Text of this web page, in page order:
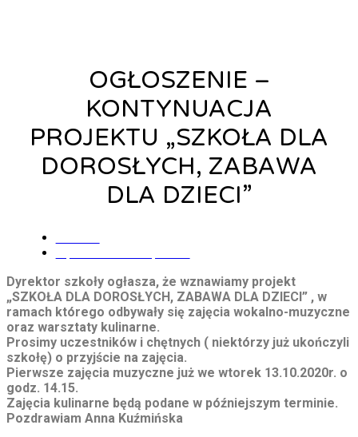
OGŁOSZENIE –
KONTYNUACJA
PROJEKTU „SZKOŁA DLA
DOROSŁYCH, ZABAWA
DLA DZIECI”
Dyrektor szkoły ogłasza, że wznawiamy projekt
„SZKOŁA DLA DOROSŁYCH, ZABAWA DLA DZIECI” , w
ramach którego odbywały się zajęcia wokalno-muzyczne
oraz warsztaty kulinarne.
Prosimy uczestników i chętnych ( niektórzy już ukończyli
szkołę) o przyjście na zajęcia.
Pierwsze zajęcia muzyczne już we wtorek 13.10.2020r. o
godz. 14.15.
Zajęcia kulinarne będą podane w późniejszym terminie.
Pozdrawiam Anna Kuźmińska